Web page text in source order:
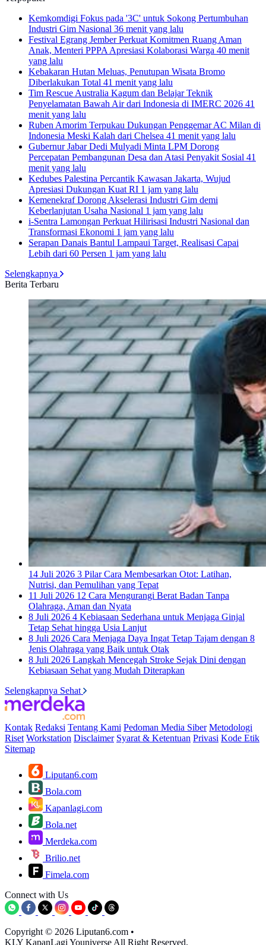
Kemkomdigi Fokus pada '3C' untuk Sokong Pertumbuhan
Industri Gim Nasional 36 menit yang lalu
Festival Egrang Jember Perkuat Komitmen Ruang Aman
Anak, Menteri PPPA Apresiasi Kolaborasi Warga 40 menit
yang lalu
Kebakaran Hutan Meluas, Penutupan Wisata Bromo
Diberlakukan Total 41 menit yang lalu
Tim Rescue Australia Kagum dan Belajar Teknik
Penyelamatan Bawah Air dari Indonesia di IMERC 2026 41
menit yang lalu
Ruben Amorim Terpukau Dukungan Penggemar AC Milan di
Indonesia Meski Kalah dari Chelsea 41 menit yang lalu
Gubernur Jabar Dedi Mulyadi Minta LPM Dorong
Percepatan Pembangunan Desa dan Atasi Penyakit Sosial 41
menit yang lalu
Kedubes Palestina Percantik Kawasan Jakarta, Wujud
Apresiasi Dukungan Kuat RI 1 jam yang lalu
Kemenekraf Dorong Akselerasi Industri Gim demi
Keberlanjutan Usaha Nasional 1 jam yang lalu
i-Sentra Lamongan Perkuat Hilirisasi Industri Nasional dan
Transformasi Ekonomi 1 jam yang lalu
Serapan Danais Bantul Lampaui Target, Realisasi Capai
Lebih dari 60 Persen 1 jam yang lalu
Selengkapnya
Berita Terbaru
14 Juli 2026 3 Pilar Cara Membesarkan Otot: Latihan,
Nutrisi, dan Pemulihan yang Tepat
11 Juli 2026 12 Cara Mengurangi Berat Badan Tanpa
Olahraga, Aman dan Nyata
8 Juli 2026 4 Kebiasaan Sederhana untuk Menjaga Ginjal
Tetap Sehat hingga Usia Lanjut
8 Juli 2026 Cara Menjaga Daya Ingat Tetap Tajam dengan 8
Jenis Olahraga yang Baik untuk Otak
8 Juli 2026 Langkah Mencegah Stroke Sejak Dini dengan
Kebiasaan Sehat yang Mudah Diterapkan
Selengkapnya Sehat
Kontak Redaksi Tentang Kami Pedoman Media Siber Metodologi
Riset Workstation Disclaimer Syarat & Ketentuan Privasi Kode Etik
Sitemap
Liputan6.com
Bola.com
Kapanlagi.com
Bola.net
Merdeka.com
Brilio.net
Fimela.com
Connect with Us
Copyright © 2026 Liputan6.com •
KLY KapanLagi Youniverse All Right Reserved.